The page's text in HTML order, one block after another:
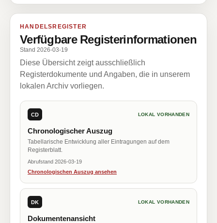
HANDELSREGISTER
Verfügbare Registerinformationen
Stand 2026-03-19
Diese Übersicht zeigt ausschließlich
Registerdokumente und Angaben, die in unserem
lokalen Archiv vorliegen.
CD LOKAL VORHANDEN
Chronologischer Auszug
Tabellarische Entwicklung aller Eintragungen auf dem
Registerblatt.
Abrufstand 2026-03-19
Chronologischen Auszug ansehen
DK LOKAL VORHANDEN
Dokumentenansicht